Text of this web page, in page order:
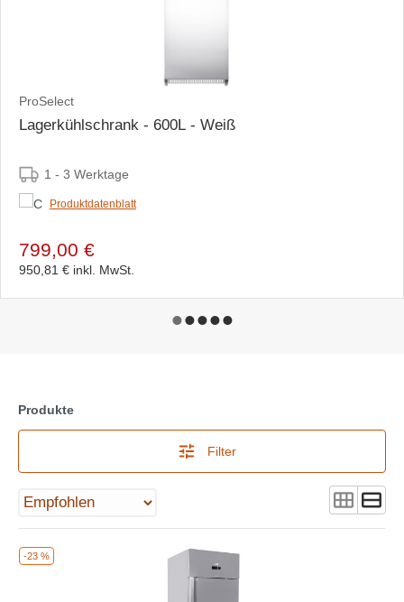
ProSelect
Lagerkühlschrank - 600L - Weiß
1 - 3 Werktage
Produktdatenblatt
799,00 €
950,81 € inkl. MwSt.
Produkte
Filter
-23 %